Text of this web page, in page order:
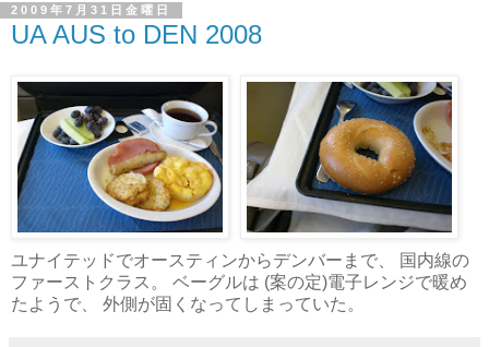
2009年7月31日金曜日
UA AUS to DEN 2008
ユナイテッドでオースティンからデンバーまで、 国内線の
ファーストクラス。 ベーグルは (案の定)電子レンジで暖め
たようで、 外側が固くなってしまっていた。